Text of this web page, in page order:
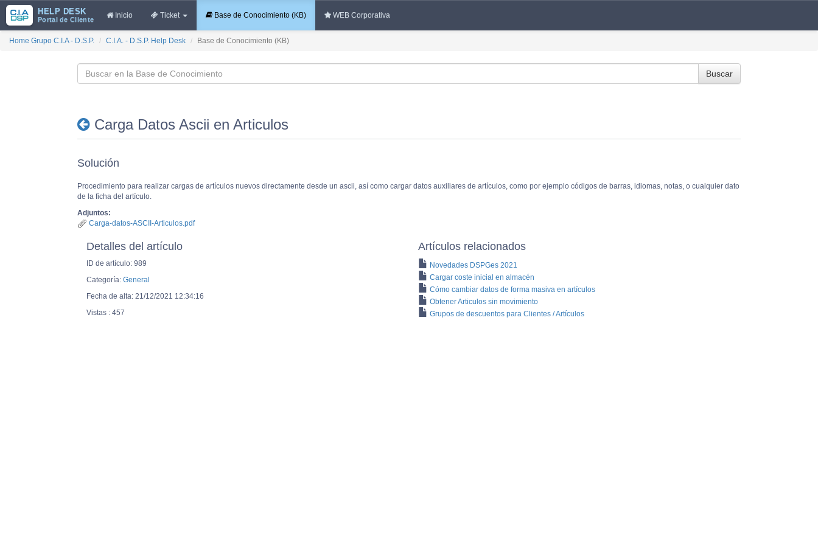
HELP DESK
Portal de Cliente Inicio Ticket Base de Conocimiento (KB) WEB Corporativa
Home Grupo C.I.A - D.S.P. C.I.A. - D.S.P. Help Desk Base de Conocimiento (KB)
Buscar
Carga Datos Ascii en Articulos
Solución
Procedimiento para realizar cargas de artículos nuevos directamente desde un ascii, así como cargar datos auxiliares de artículos, como por ejemplo códigos de barras, idiomas, notas, o cualquier dato
de la ficha del artículo.
Adjuntos:
Carga-datos-ASCII-Articulos.pdf
Detalles del artículo
ID de artículo: 989
Categoría: General
Fecha de alta: 21/12/2021 12:34:16
Vistas : 457
Artículos relacionados
Novedades DSPGes 2021
Cargar coste inicial en almacén
Cómo cambiar datos de forma masiva en artículos
Obtener Articulos sin movimiento
Grupos de descuentos para Clientes / Artículos